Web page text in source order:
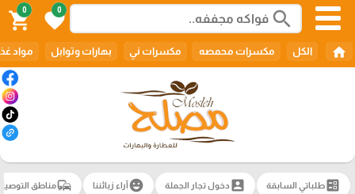
search
0
favorite
0
shopping_cart
home الكل مكسرات محمصه مكسرات ني بهارات وتوابل مواد
ballotطلباتي السابقة account_box دخول تجار الجملة emoji_emotionsآراء زبائننا commuteمناطق